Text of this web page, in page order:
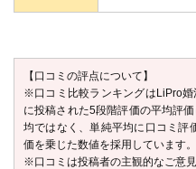
【口コミの評点について】
※口コミ比較ランキングはLiPro
に投稿された5段階評価の平均評
均ではなく、単純平均に口コミ評
価を乗じた数値を採用しています。
※口コミは投稿者の主観的なご意